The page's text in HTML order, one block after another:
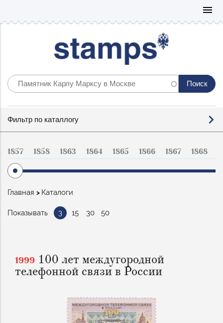
menu
по
Фильтр по каталлогу
1857 1858 1863 1864 1865 1866 1867 1868
Строка
навигации
Главная Каталоги
Показывать 3 15 30 50
1999 100 лет междугородной
телефонной связи в России